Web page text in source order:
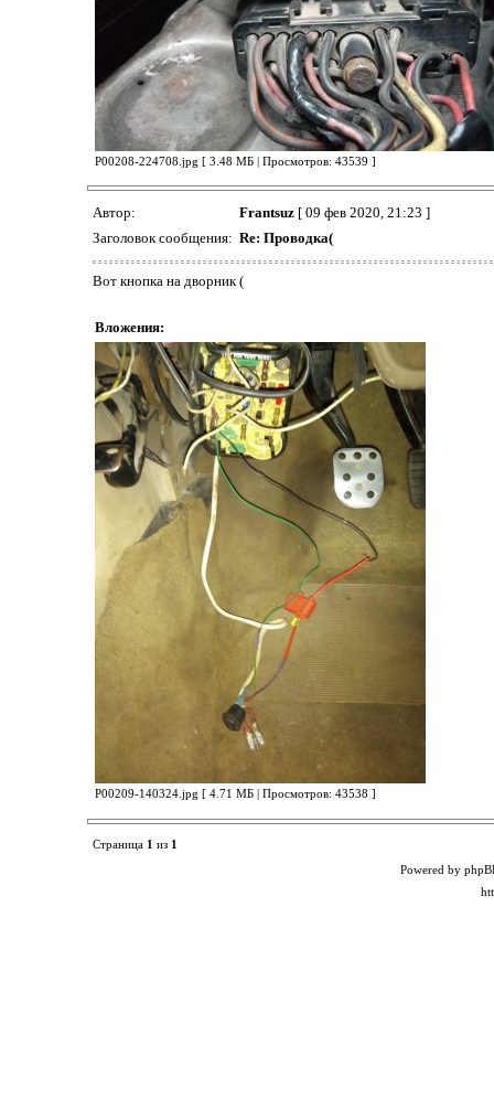
P00208-224708.jpg [ 3.48 МБ | Просмотров: 43539 ]
Автор: Frantsuz[ 09 фев 2020, 21:23 ]
Заголовок сообщения: Re: Проводка(
Вот кнопка на дворник (
Вложения:
P00209-140324.jpg [ 4.71 МБ | Просмотров: 43538 ]
Страница 1 из 1
Powered by